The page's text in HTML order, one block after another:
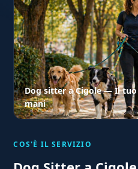
Dog sitter a Cigole — Il
mani
COS'È IL SERVIZIO